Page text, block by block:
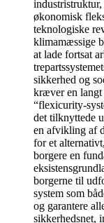
økonomisk
teknologiske
klimamæssige
at lade fortsat
sikkerhed og
kræver en langt
“flexicurity-
det tilknyttede
en afvikling af
for et
borgere en
borgerne til
system som
og garantere
sikkerhedsnet,